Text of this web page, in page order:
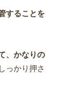
することを
、かなりの
っかり押さ